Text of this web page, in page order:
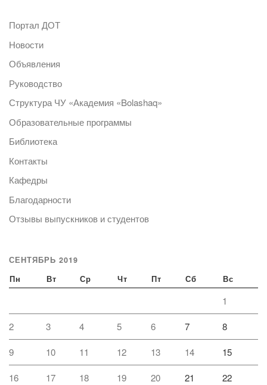
Портал ДОТ
Новости
Объявления
Руководство
Структура ЧУ «Академия «Bolashaq»
Образовательные программы
Библиотека
Контакты
Кафедры
Благодарности
Отзывы выпускников и студентов
СЕНТЯБРЬ 2019
Пн Вт Ср Чт Пт Сб Вс
1
2 3 4 5 6 7 8
9 10 11 12 13 14 15
16 17 18 19 20 21 22